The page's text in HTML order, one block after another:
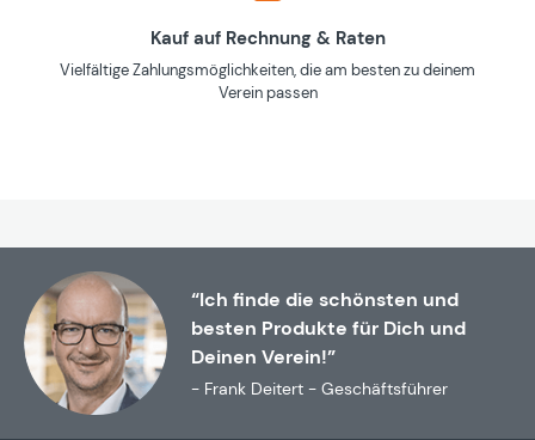
Kauf auf Rechnung & Raten
Vielfältige Zahlungsmöglichkeiten, die am besten zu deinem
Verein passen
“Ich finde die schönsten und
besten Produkte für Dich und
Deinen Verein!”
- Frank Deitert - Geschäftsführer